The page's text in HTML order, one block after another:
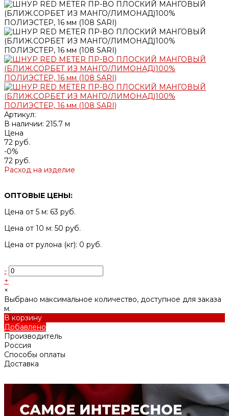
Артикул:
В наличии: 215.7 м
Цена
72 руб.
-0%
72 руб.
Расход на изделие
ОПТОВЫЕ ЦЕНЫ:
Цена от 5 м: 63 руб.
Цена от 10 м: 50 руб.
Цена от рулона (кг): 0 руб.
-
+
×
Выбрано максимальное количество, доступное для заказа
м.
В корзину
Добавлено
Производитель
Россия
Способы оплаты
Доставка